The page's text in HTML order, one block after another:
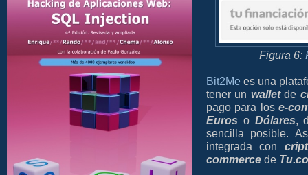
Figura 6:
Bit2Me es una
tener un walletde
pago para los e-
Euros o Dólares,
sencilla posible.
integrada con
commerce de